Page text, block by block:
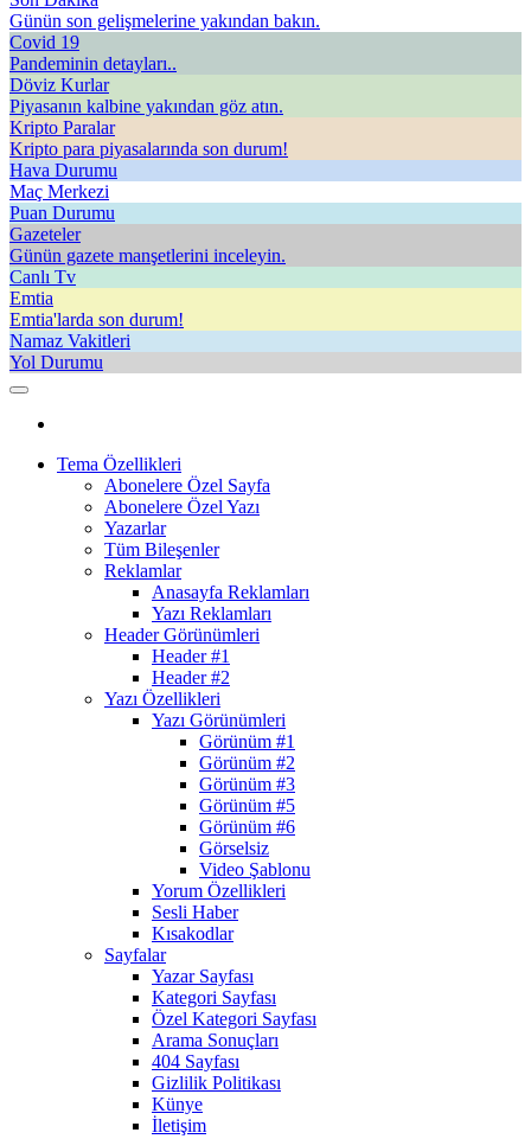
Günün son gelişmelerine yakından bakın.
Covid 19
Pandeminin detayları..
Döviz Kurlar
Piyasanın kalbine yakından göz atın.
Kripto Paralar
Kripto para piyasalarında son durum!
Hava Durumu
Maç Merkezi
Puan Durumu
Gazeteler
Günün gazete manşetlerini inceleyin.
Canlı Tv
Emtia
Emtia'larda son durum!
Namaz Vakitleri
Yol Durumu
Tema Özellikleri
Abonelere Özel Sayfa
Abonelere Özel Yazı
Yazarlar
Tüm Bileşenler
Reklamlar
Anasayfa Reklamları
Yazı Reklamları
Header Görünümleri
Header #1
Header #2
Yazı Özellikleri
Yazı Görünümleri
Görünüm #1
Görünüm #2
Görünüm #3
Görünüm #5
Görünüm #6
Görselsiz
Video Şablonu
Yorum Özellikleri
Sesli Haber
Kısakodlar
Sayfalar
Yazar Sayfası
Kategori Sayfası
Özel Kategori Sayfası
Arama Sonuçları
404 Sayfası
Gizlilik Politikası
Künye
İletişim